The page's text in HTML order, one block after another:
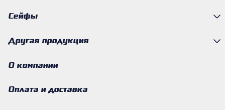
Сейфы
Другая продукция
О компании
Оплата и доставка